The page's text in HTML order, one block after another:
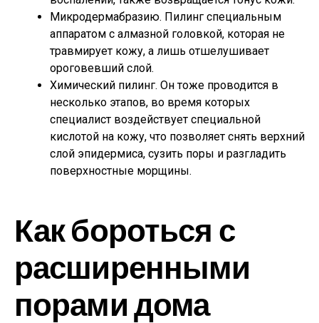
Микродермабразию. Пилинг специальным
аппаратом с алмазной головкой, которая не
травмирует кожу, а лишь отшелушивает
ороговевший слой.
Химический пилинг. Он тоже проводится в
несколько этапов, во время которых
специалист воздействует специальной
кислотой на кожу, что позволяет снять верхний
слой эпидермиса, сузить поры и разгладить
поверхностные морщины.
Как бороться с
расширенными
порами дома